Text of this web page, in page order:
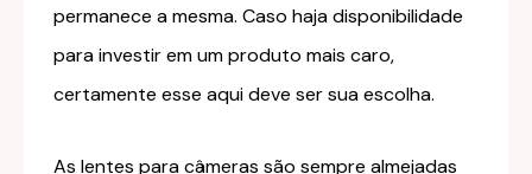
permanece a mesma. Caso haja disponibilidade
para investir em um produto mais caro,
certamente esse aqui deve ser sua escolha.
As lentes para câmeras são sempre almejadas